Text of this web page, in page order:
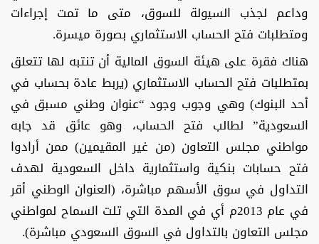
وداعم لجذب السيولة للسوق، متى ما تمت إجراءات
ومتطلبات فتح الحساب الاستثماري بصورة ميسرة.
هناك فقرة على هيئة السوق المالية أن تنتبه لها تتعلق
بمتطلبات فتح الحساب الاستثماري (يربط عادة بحساب في
أحد البنوك) وهي وجوب وجود “عنوان وطني مسبق في
السعودية” لطالب فتح الحساب، وهو عائق قد جابه
مواطني مجلس التعاون (من غير المقيمين) ممن أرادوا
فتح حسابات بنكية واستثمارية داخل السعودية لهدف
التداول في سوق الأسهم مباشرة، (العنوان الوطني أقر
في عام 2013م أي في المدة التي تلت السماح لمواطني
مجلس التعاون بالتداول في السوق السعودي مباشرة).